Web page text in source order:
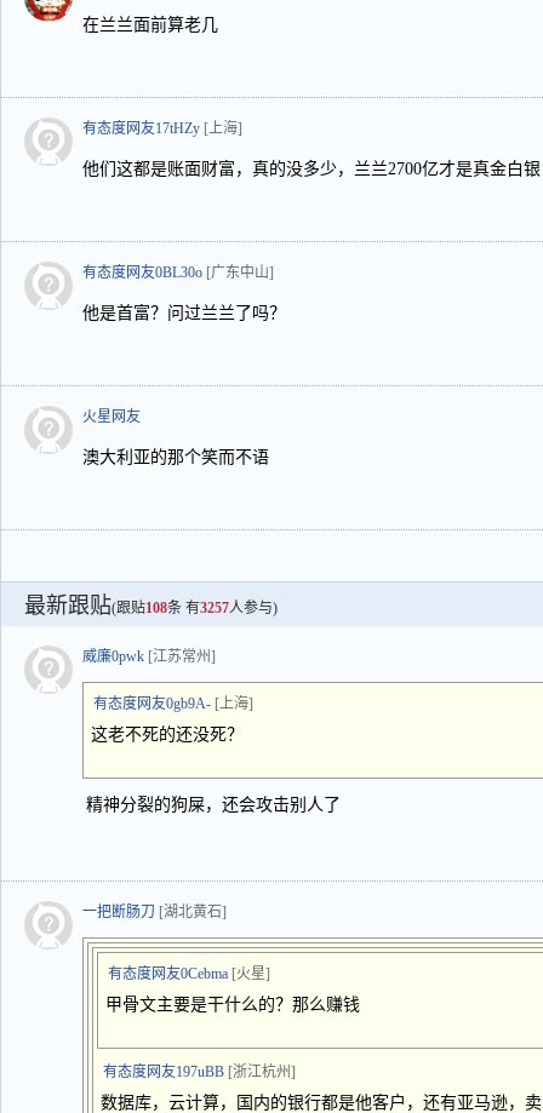
在兰兰面前算老几
有态度网友17tHZy [上海]
他们这都是账面财富，真的没多少，兰兰2700亿才是真金白银
有态度网友0BL30o [广东中山]
他是首富？问过兰兰了吗？
火星网友
澳大利亚的那个笑而不语
最新跟贴(跟贴108条 有3257人参与)
威廉0pwk [江苏常州]
有态度网友0gb9A- [上海]
这老不死的还没死？
精神分裂的狗屎，还会攻击别人了
一把断肠刀 [湖北黄石]
有态度网友0Cebma [火星]
甲骨文主要是干什么的？那么赚钱
有态度网友197uBB [浙江杭州]
数据库，云计算，国内的银行都是他客户，还有亚马逊，